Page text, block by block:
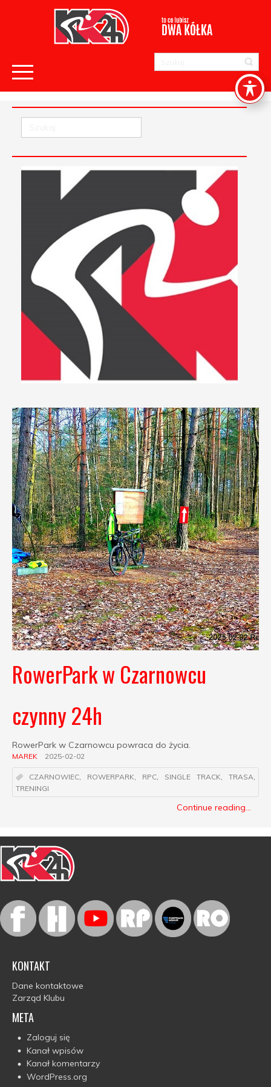
RowerPark w Czarnowcu
czynny 24h
RowerPark w Czarnowcu powraca do życia.
MAREK 2025-02-02
CZARNOWIEC, ROWERPARK, RPC, SINGLE TRACK, TRASA,
TRENINGI
Continue reading...
KONTAKT
Dane kontaktowe
Zarząd Klubu
META
Zaloguj się
Kanał wpisów
Kanał komentarzy
WordPress.org